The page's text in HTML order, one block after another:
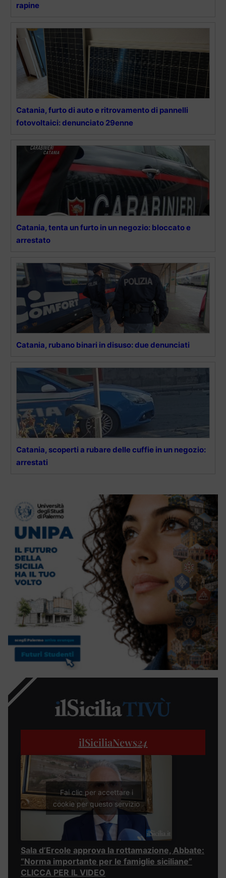
rapine
Catania, furto di auto e ritrovamento di pannelli
fotovoltaici: denunciato 29enne
Catania, tenta un furto in un negozio: bloccato e
arrestato
Catania, rubano binari in disuso: due denunciati
Catania, scoperti a rubare delle cuffie in un negozio:
arrestati
ilSiciliaNews24
Fai clic per accettare i
cookie per questo servizio
Sala d’Ercole approva la rottamazione, Abbate:
“Norma importante per le famiglie siciliane”
CLICCA PER IL VIDEO